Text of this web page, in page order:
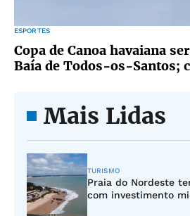
ESPORTES
Copa de Canoa havaiana
Baía de Todos-os-Santos;
Mais Lidas
TURISMO
Praia do Nordeste
com investimento